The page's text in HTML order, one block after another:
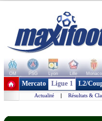
OM PSG Lyon Lille Monaco
+ de clubs
Mercato Ligue 1 L2/
Actualité | Résultats &